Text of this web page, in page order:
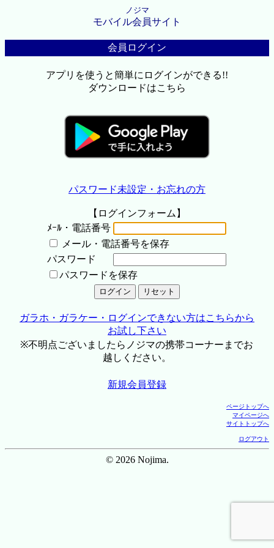
ノジマ
モバイル会員サイト
会員ログイン
アプリを使うと簡単にログインができる!!
ダウンロードはこちら
パスワード未設定・お忘れの方
【ログインフォーム】
ﾒｰﾙ・電話番号
メール・電話番号を保存
パスワード
パスワードを保存
ガラホ・ガラケー・ログインできない方はこちらから
お試し下さい
※不明点ございましたらノジマの携帯コーナーまでお
越しください。
新規会員登録
ページトップへ
マイページへ
サイトトップへ
ログアウト
© 2026 Nojima.